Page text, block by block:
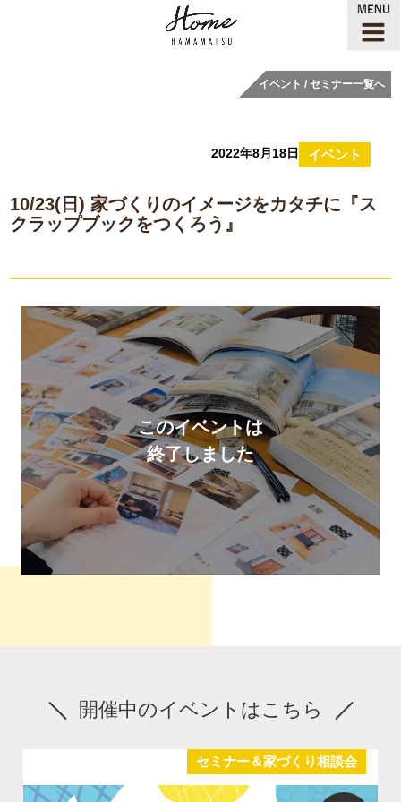
イベント / セミナー一覧へ
イベント
2022年8月18日
10/23(日) 家づくりのイメージをカタチに『ス
クラップブックをつくろう』
このイベントは
終了しました
開催中のイベントはこちら
セミナー＆家づくり相談会